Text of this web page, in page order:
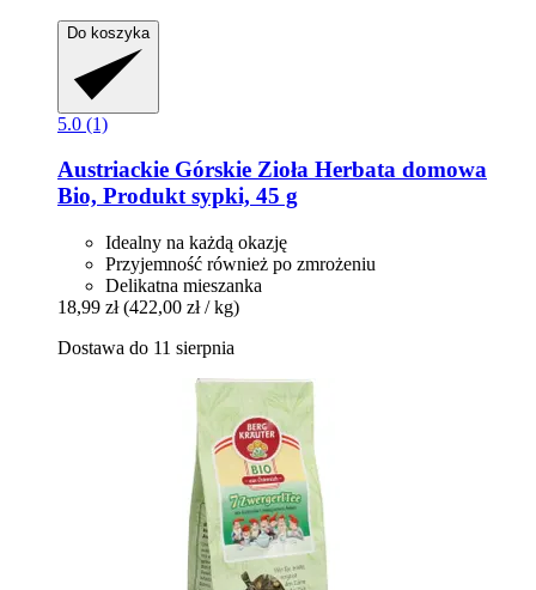
Do koszyka
5.0 (1)
Austriackie Górskie Zioła Herbata domowa
Bio, Produkt sypki, 45 g
Idealny na każdą okazję
Przyjemność również po zmrożeniu
Delikatna mieszanka
18,99 zł (422,00 zł / kg)
Dostawa do 11 sierpnia